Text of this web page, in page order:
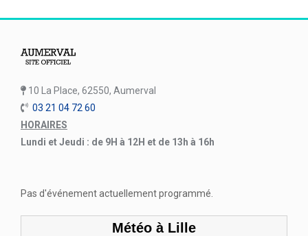
10 La Place, 62550, Aumerval
03 21 04 72 60
HORAIRES
Lundi et Jeudi : de 9H à 12H et de 13h à 16h
Pas d'événement actuellement programmé.
Météo à Lille